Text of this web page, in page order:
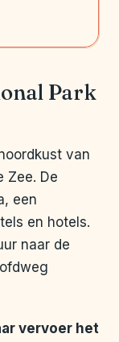
Park
van
Zee. De
een
en hotels.
naar de
vervoer het